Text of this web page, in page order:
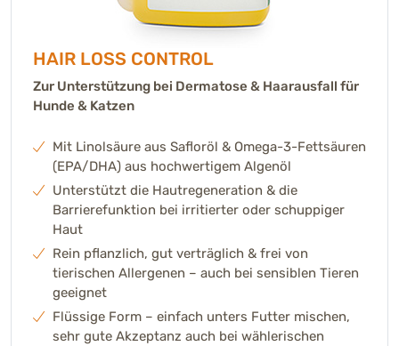
HAIR LOSS CONTROL
Zur Unterstützung bei Dermatose & Haarausfall für
Hunde & Katzen
Mit Linolsäure aus Safloröl & Omega-3-Fettsäuren
(EPA/DHA) aus hochwertigem Algenöl
Unterstützt die Hautregeneration & die
Barrierefunktion bei irritierter oder schuppiger
Haut
Rein pflanzlich, gut verträglich & frei von
tierischen Allergenen – auch bei sensiblen Tieren
geeignet
Flüssige Form – einfach unters Futter mischen,
sehr gute Akzeptanz auch bei wählerischen